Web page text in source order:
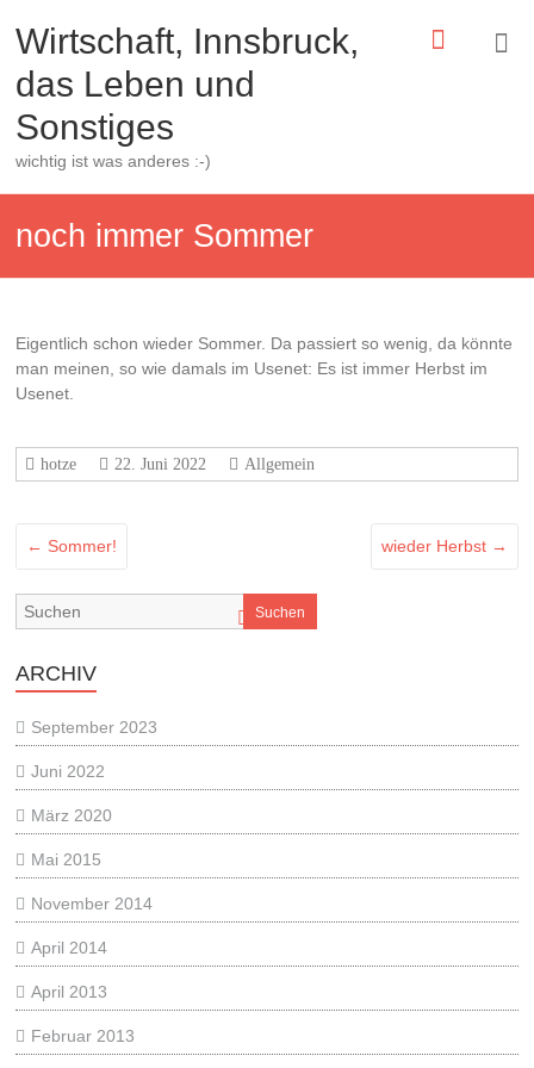
Inhalt
Wirtschaft, Innsbruck,
das Leben und
Sonstiges
wichtig ist was anderes :-)
noch immer Sommer
Eigentlich schon wieder Sommer. Da passiert so wenig, da könnte
man meinen, so wie damals im Usenet: Es ist immer Herbst im
Usenet.
hotze 22. Juni 2022 Allgemein
← Sommer! wieder Herbst →
Suchen
ARCHIV
September 2023
Juni 2022
März 2020
Mai 2015
November 2014
April 2014
April 2013
Februar 2013